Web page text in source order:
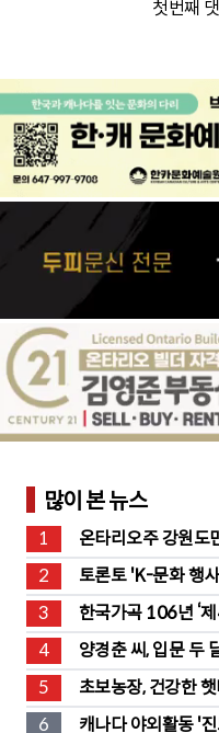
첫번째
많이 본 뉴스
1
온타리오주 강원
2
토론토 'K-문화 행
3
한국가곡 106년 ‘
성황
4
양경춘 씨, 입문 두
인공
5
초보농장, 건강한
도 판매
6
캐나다 야외활동 '